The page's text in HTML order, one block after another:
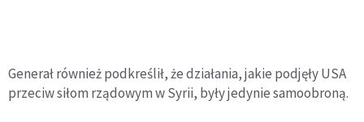
Generał również podkreślił, że działania, jakie podjęły USA
przeciw siłom rządowym w Syrii, były jedynie samoobroną.